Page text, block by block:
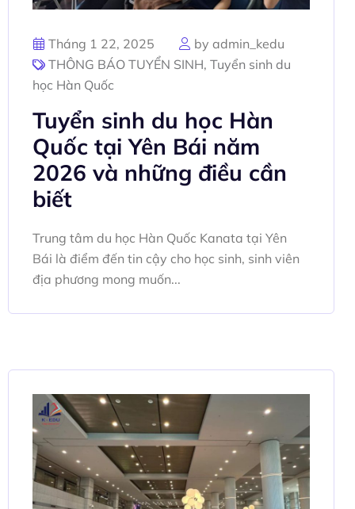
Tháng 1 22, 2025
by admin_kedu
THÔNG BÁO TUYỂN SINH, Tuyển sinh du
học Hàn Quốc
Tuyển sinh du học Hàn
Quốc tại Yên Bái năm
2026 và những điều cần
biết
Trung tâm du học Hàn Quốc Kanata tại Yên
Bái là điểm đến tin cậy cho học sinh, sinh viên
địa phương mong muốn...